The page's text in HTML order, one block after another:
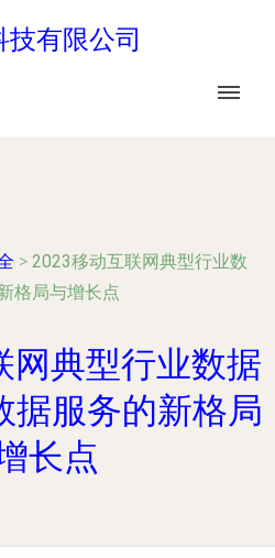
技有限公司
> 2023移动互联网典型行业数
格局与增长点
网典型行业数据
据服务的新格局
长点